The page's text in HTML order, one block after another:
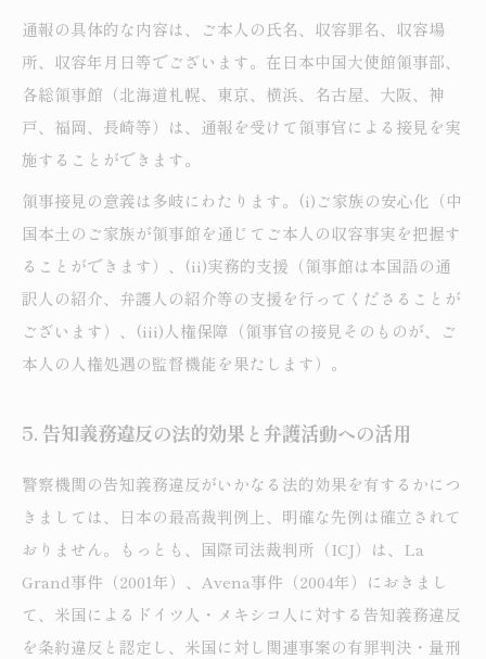
通報の具体的な内容は、ご本人の氏名、収容罪名、収容場
所、収容年月日等でございます。在日本中国大使館領事部、
各総領事館（北海道札幌、東京、横浜、名古屋、大阪、神
戸、福岡、長崎等）は、通報を受けて領事官による接見を実
施することができます。
領事接見の意義は多岐にわたります。(i)ご家族の安心化（中
国本土のご家族が領事館を通じてご本人の収容事実を把握す
ることができます）、(ii)実務的支援（領事館は本国語の通
訳人の紹介、弁護人の紹介等の支援を行ってくださることが
ございます）、(iii)人権保障（領事官の接見そのものが、ご
本人の人権処遇の監督機能を果たします）。
5. 告知義務違反の法的効果と弁護活動への活用
警察機関の告知義務違反がいかなる法的効果を有するかにつ
きましては、日本の最高裁判例上、明確な先例は確立されて
おりません。もっとも、国際司法裁判所（ICJ）は、La
Grand事件（2001年）、Avena事件（2004年）におきまし
て、米国によるドイツ人・メキシコ人に対する告知義務違反
を条約違反と認定し、米国に対し関連事案の有罪判決・量刑